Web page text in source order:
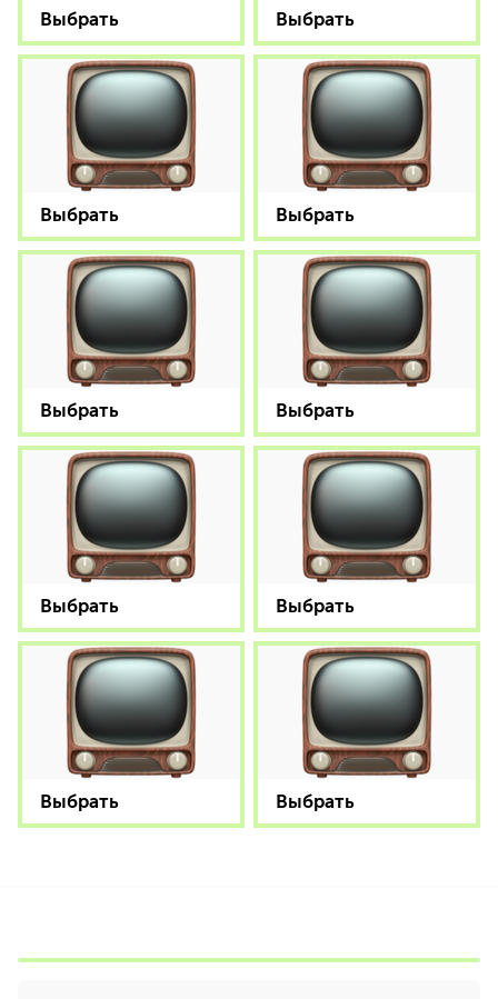
Выбрать Выбрать
Выбрать Выбрать
Выбрать Выбрать
Выбрать Выбрать
Выбрать Выбрать